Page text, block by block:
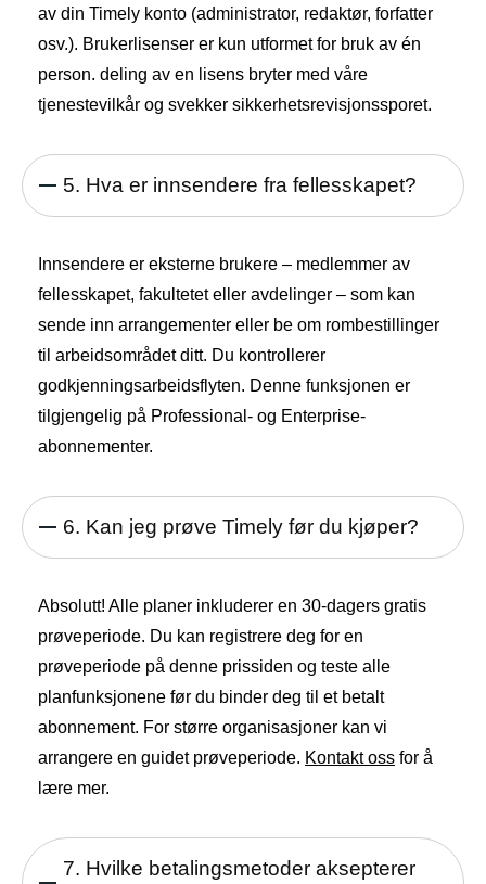
av din Timely konto (administrator, redaktør, forfatter
osv.). Brukerlisenser er kun utformet for bruk av én
person. deling av en lisens bryter med våre
tjenestevilkår og svekker sikkerhetsrevisjonssporet.
5. Hva er innsendere fra fellesskapet?
Innsendere er eksterne brukere – medlemmer av
fellesskapet, fakultetet eller avdelinger – som kan
sende inn arrangementer eller be om rombestillinger
til arbeidsområdet ditt. Du kontrollerer
godkjenningsarbeidsflyten. Denne funksjonen er
tilgjengelig på Professional- og Enterprise-
abonnementer.
6. Kan jeg prøve Timely før du kjøper?
Absolutt! Alle planer inkluderer en 30-dagers gratis
prøveperiode. Du kan registrere deg for en
prøveperiode på denne prissiden og teste alle
planfunksjonene før du binder deg til et betalt
abonnement. For større organisasjoner kan vi
arrangere en guidet prøveperiode. Kontakt oss for å
lære mer.
7. Hvilke betalingsmetoder aksepterer